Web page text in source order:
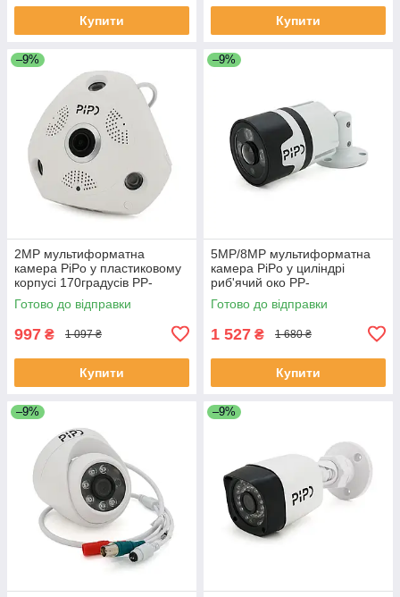
Купити Купити
–9%
2MP мультиформатна
камера PiPo у пластиковому
корпусі 170градусів PP-
D1U03F200ME 1,8 (мм)
ЕКОБОКС
Готово до відправки
997 ₴ 1 097 ₴
Купити
–9%
5MP/8MP мультиформатна
камера PiPo у циліндрі
риб'ячий око PP-
B2G03F500FA-A 1,8 (мм)
ЕКОБОКС
Готово до відправки
1 527 ₴ 1 680 ₴
Купити
–9% –9%